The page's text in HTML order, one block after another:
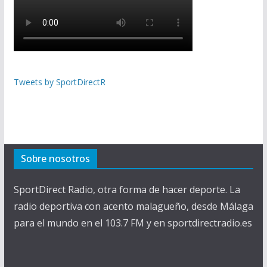
Tweets by SportDirectR
Sobre nosotros
SportDirect Radio, otra forma de hacer deporte. La
radio deportiva con acento malagueño, desde Málaga
para el mundo en el 103.7 FM y en sportdirectradio.es